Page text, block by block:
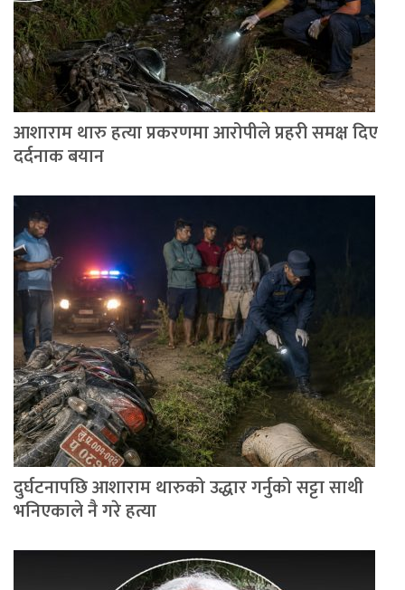
आशाराम थारु हत्या प्रकरणमा आरोपीले प्रहरी समक्ष दिए
दर्दनाक बयान
दुर्घटनापछि आशाराम थारुको उद्धार गर्नुको सट्टा साथी
भनिएकाले नै गरे हत्या